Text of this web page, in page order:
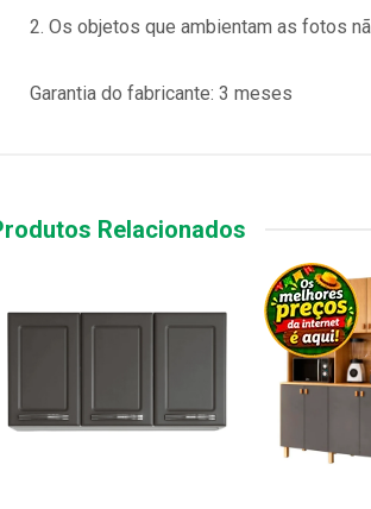
2. Os objetos que ambientam as fotos
Garantia do fabricante: 3 meses
Relacionados